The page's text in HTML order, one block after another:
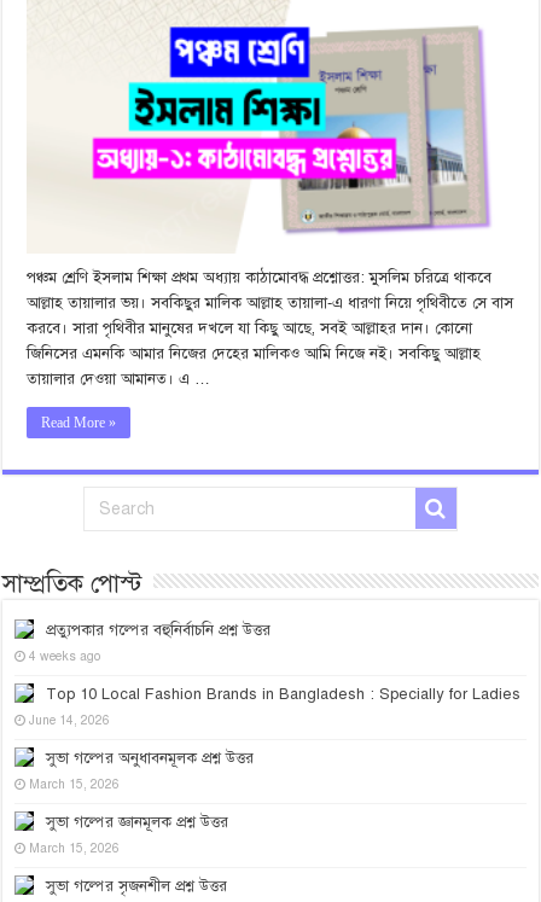
পঞ্চম শ্রেণি ইসলাম শিক্ষা প্রথম অধ্যায় কাঠামোবদ্ধ প্রশ্নোত্তর: মুসলিম চরিত্রে থাকবে
আল্লাহ তায়ালার ভয়। সবকিছুর মালিক আল্লাহ তায়ালা-এ ধারণা নিয়ে পৃথিবীতে সে বাস
করবে। সারা পৃথিবীর মানুষের দখলে যা কিছু আছে, সবই আল্লাহর দান। কোনো
জিনিসের এমনকি আমার নিজের দেহের মালিকও আমি নিজে নই। সবকিছু আল্লাহ
তায়ালার দেওয়া আমানত। এ …
Read More »
সাম্প্রতিক পোস্ট
প্রত্যুপকার গল্পের বহুনির্বাচনি প্রশ্ন উত্তর
4 weeks ago
Top 10 Local Fashion Brands in Bangladesh : Specially for Ladies
June 14, 2026
সুভা গল্পের অনুধাবনমূলক প্রশ্ন উত্তর
March 15, 2026
সুভা গল্পের জ্ঞানমূলক প্রশ্ন উত্তর
March 15, 2026
সুভা গল্পের সৃজনশীল প্রশ্ন উত্তর